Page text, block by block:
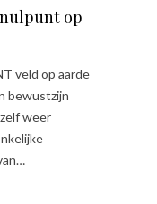
op
veld op aarde
bewustzijn
weer